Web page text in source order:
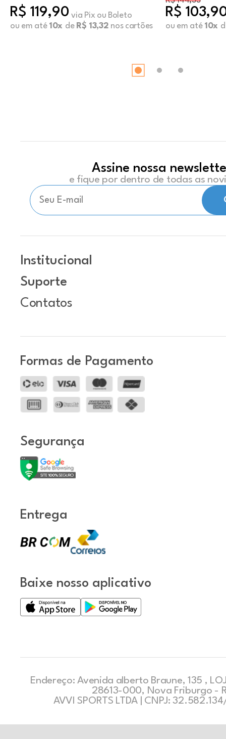
R$ 119,90 via Pix ou Boleto
ou em até 10x de R$ 13,32 nos cartões
R$
ou em até 10x
Assine nossa
e fique por dentro de todas as
Institucional
Suporte
Contatos
Formas de Pagamento
Segurança
Entrega
Baixe nosso aplicativo
Endereço: Avenida alberto Braune, 135 ,
28613-000, Nova Friburgo -
AVVI SPORTS LTDA | CNPJ: